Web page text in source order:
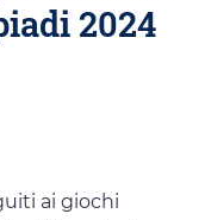
2024
ai giochi